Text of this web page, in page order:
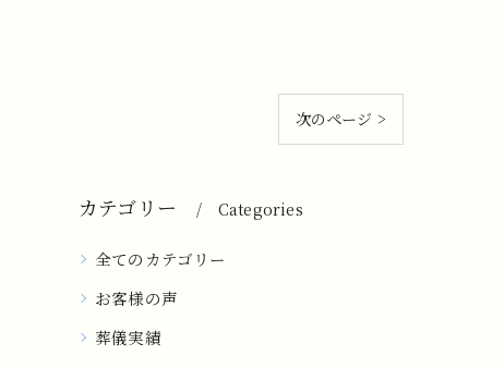
次のページ >
カテゴリー Categories
全てのカテゴリー
お客様の声
葬儀実績